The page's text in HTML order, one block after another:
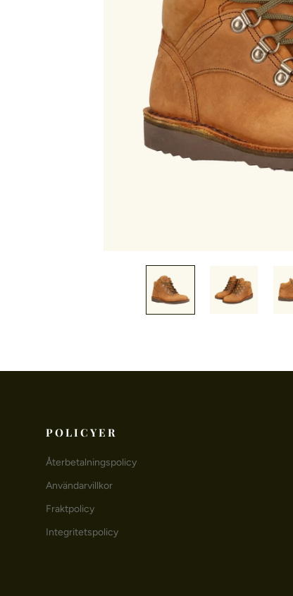
POLICYER
Återbetalningspolicy
Användarvillkor
Fraktpolicy
Integritetspolicy